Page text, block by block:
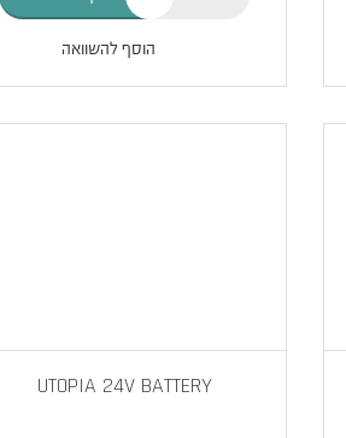
הוסף להשוואה
UTOPIA 24V BATTERY